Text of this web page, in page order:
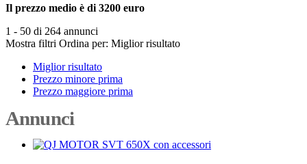
Il prezzo medio è di 3200 euro
1 - 50 di 264 annunci
Mostra filtri Ordina per: Miglior risultato
Miglior risultato
Prezzo minore prima
Prezzo maggiore prima
Annunci